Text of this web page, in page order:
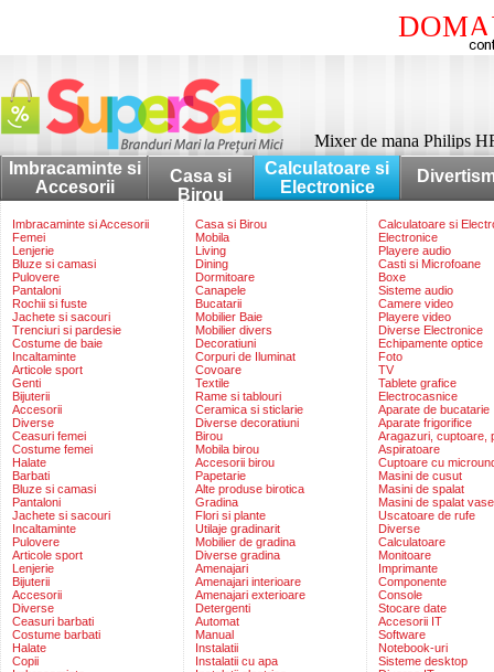
Mixer de mana Philips
Imbracaminte si
Accesorii
Casa si
Birou
Calculatoare si
Electronice
Imbracaminte si Accesorii
Femei
Lenjerie
Bluze si camasi
Pulovere
Pantaloni
Rochii si fuste
Jachete si sacouri
Trenciuri si pardesie
Costume de baie
Incaltaminte
Articole sport
Genti
Bijuterii
Accesorii
Diverse
Ceasuri femei
Costume femei
Halate
Barbati
Bluze si camasi
Pantaloni
Jachete si sacouri
Incaltaminte
Pulovere
Articole sport
Lenjerie
Bijuterii
Accesorii
Diverse
Ceasuri barbati
Costume barbati
Halate
Copii
Casa si Birou
Mobila
Living
Dining
Dormitoare
Canapele
Bucatarii
Mobilier Baie
Mobilier divers
Decoratiuni
Corpuri de Iluminat
Covoare
Textile
Rame si tablouri
Ceramica si sticlarie
Diverse decoratiuni
Birou
Mobila birou
Accesorii birou
Papetarie
Alte produse birotica
Gradina
Flori si plante
Utilaje gradinarit
Mobilier de gradina
Diverse gradina
Amenajari
Amenajari interioare
Amenajari exterioare
Detergenti
Automat
Manual
Instalatii
Instalatii cu apa
Calculatoare si
Electronice
Playere audio
Casti si Microfoane
Boxe
Sisteme audio
Camere video
Playere video
Diverse Electronice
Echipamente optice
Foto
TV
Tablete grafice
Electrocasnice
Aparate de bucatarie
Aparate frigorifice
Aragazuri, cuptoare,
Aspiratoare
Cuptoare cu
Masini de cusut
Masini de spalat
Masini de spalat vase
Uscatoare de rufe
Diverse
Calculatoare
Monitoare
Imprimante
Componente
Console
Stocare date
Accesorii IT
Software
Notebook-uri
Sisteme desktop